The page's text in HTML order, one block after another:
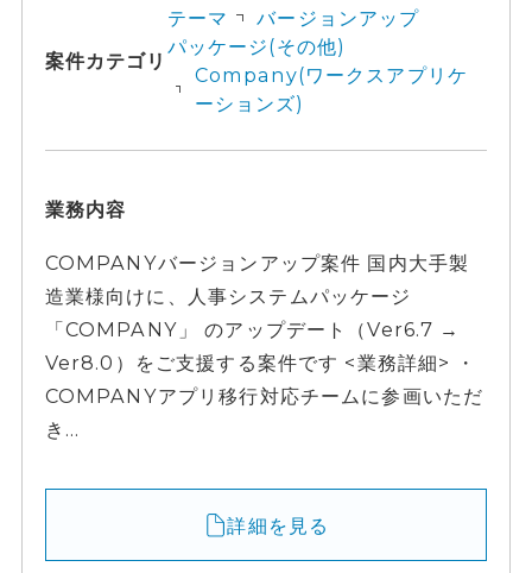
案件カテゴリ
テーマ
バージョンアップ
パッケージ(その他)
Company(ワークスアプリケ
ーションズ)
業務内容
COMPANYバージョンアップ案件 国内大手製
造業様向けに、人事システムパッケージ
「COMPANY」 のアップデート（Ver6.7 →
Ver8.0）をご支援する案件です <業務詳細> ・
COMPANYアプリ移行対応チームに参画いただ
き...
詳細を見る